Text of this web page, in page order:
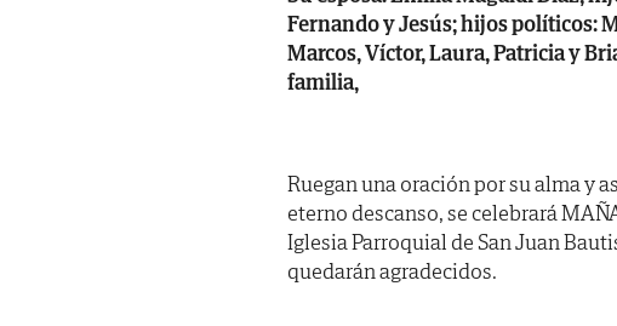
Fernando y Jesús; hijos políticos:
Marcos, Víctor, Laura, Patricia y
familia,
Ruegan una oración por su alma y
eterno descanso, se celebrará
Iglesia Parroquial de San Juan
quedarán agradecidos.